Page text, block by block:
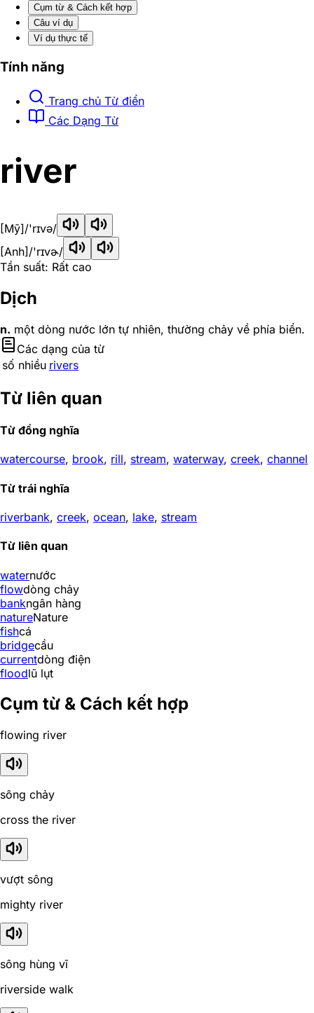
Cụm từ & Cách kết hợp
Câu ví dụ
Ví dụ thực tế
Tính năng
Trang chủ Từ điển
Các Dạng Từ
river
[Mỹ]/'rɪvə/
[Anh] /'rɪvɚ/
Tần suất: Rất cao
Dịch
n. một dòng nước lớn tự nhiên, thường chảy về phía biển.
Các dạng của từ
số nhiều rivers
Từ liên quan
Từ đồng nghĩa
watercourse, brook, rill, stream, waterway, creek, channel
Từ trái nghĩa
riverbank, creek, ocean, lake, stream
Từ liên quan
waternước
flowdòng chảy
bankngân hàng
natureNature
fishcá
bridgecầu
currentdòng điện
floodlũ lụt
Cụm từ & Cách kết hợp
flowing river
sông chảy
cross the river
vượt sông
mighty river
sông hùng vĩ
riverside walk